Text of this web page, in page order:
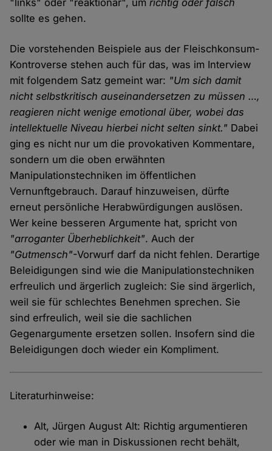
"links" oder "reaktionär", umrichtig oder falsch
sollte es gehen.
Die vorstehenden Beispiele aus der Fleischkonsum-
Kontroverse stehen auch für das, was im Interview
mit folgendem Satz gemeint war: "Um sich damit
nicht selbstkritisch auseinandersetzen zu müssen …,
reagieren nicht wenige emotional über, wobei das
intellektuelle Niveau hierbei nicht selten sinkt." Dabei
ging es nicht nur um die provokativen Kommentare,
sondern um die oben erwähnten
Manipulationstechniken im öffentlichen
Vernunftgebrauch. Darauf hinzuweisen, dürfte
erneut persönliche Herabwürdigungen auslösen.
Wer keine besseren Argumente hat, spricht von
"arroganter Überheblichkeit". Auch der
"Gutmensch"-Vorwurf darf da nicht fehlen. Derartige
Beleidigungen sind wie die Manipulationstechniken
erfreulich und ärgerlich zugleich: Sie sind ärgerlich,
weil sie für schlechtes Benehmen sprechen. Sie
sind erfreulich, weil sie die sachlichen
Gegenargumente ersetzen sollen. Insofern sind die
Beleidigungen doch wieder ein Kompliment.
Literaturhinweise:
Alt, Jürgen August Alt: Richtig argumentieren
oder wie man in Diskussionen recht behält,